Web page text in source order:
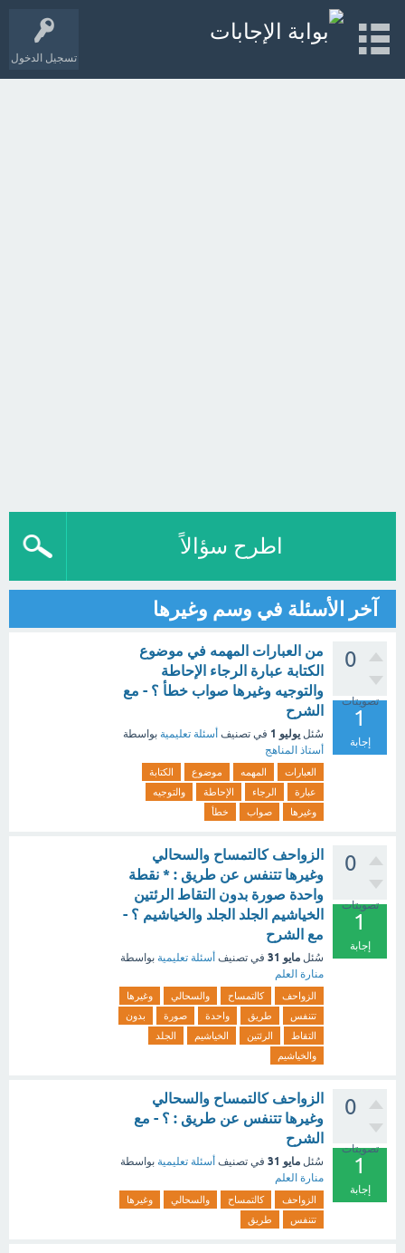
تسجيل الدخول
اطرح سؤالاً
آخر الأسئلة في وسم وغيرها
0
تصويتات
1
إجابة
من العبارات المهمه في موضوع
الكتابة عبارة الرجاء الإحاطة
والتوجيه وغيرها صواب خطأ ؟ - مع
الشرح
سُئل يوليو 1 في تصنيف أسئلة تعليمية بواسطة
أستاذ المناهج
العبارات المهمه موضوع
الكتابة
عبارة
الرجاء الإحاطة
والتوجيه
وغيرها
صواب خطأ
0
تصويتات
1
إجابة
الزواحف كالتمساح والسحالي
وغيرها تتنفس عن طريق : * نقطة
واحدة صورة بدون التقاط الرئتين
الخياشيم الجلد الجلد والخياشيم ؟ -
مع الشرح
سُئل مايو 31 في تصنيف أسئلة تعليمية بواسطة
منارة العلم
الزواحف كالتمساح والسحالي
وغيرها
تتنفس
طريق واحدة صورة
بدون
التقاط
الرئتين الخياشيم
الجلد
والخياشيم
0
تصويتات
1
إجابة
الزواحف كالتمساح والسحالي
وغيرها تتنفس عن طريق : ؟ - مع
الشرح
سُئل مايو 31 في تصنيف أسئلة تعليمية بواسطة
منارة العلم
الزواحف كالتمساح والسحالي
وغيرها
تتنفس
طريق